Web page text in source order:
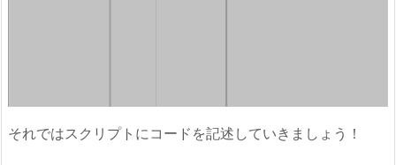
それではスクリプトにコードを記述していきましょう！